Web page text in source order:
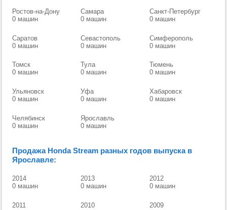
Ростов-на-Дону
0 машин
Самара
0 машин
Санкт-Петербург
0 машин
Саратов
0 машин
Севастополь
0 машин
Симферополь
0 машин
Томск
0 машин
Тула
0 машин
Тюмень
0 машин
Ульяновск
0 машин
Уфа
0 машин
Хабаровск
0 машин
Челябинск
0 машин
Ярославль
0 машин
Продажа Honda Stream разных годов выпуска в
Ярославле:
2014
0 машин
2013
0 машин
2012
0 машин
2011
2010
2009